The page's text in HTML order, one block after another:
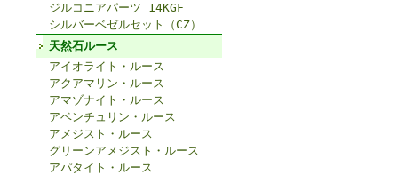
ジルコニアパーツ 14KGF
シルバーベゼルセット（CZ）
天然石ルース
アイオライト・ルース
アクアマリン・ルース
アマゾナイト・ルース
アベンチュリン・ルース
アメジスト・ルース
グリーンアメジスト・ルース
アパタイト・ルース